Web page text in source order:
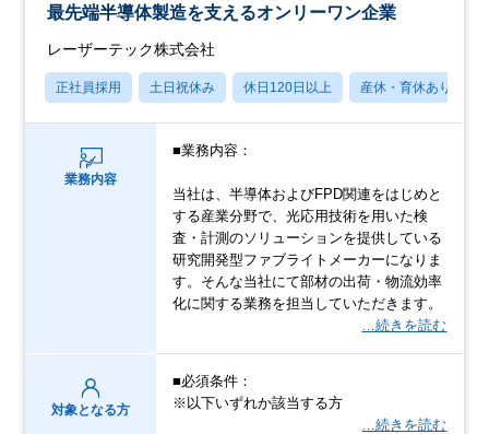
最先端半導体製造を支えるオンリーワン企業
レーザーテック株式会社
正社員採用 土日祝休み 休日120日以上 産休・育休あり
業務内容
■業務内容：
当社は、半導体およびFPD関連をはじめと
する産業分野で、光応用技術を用いた検
査・計測のソリューションを提供している
研究開発型ファブライトメーカーになりま
す。そんな当社にて部材の出荷・物流効率
化に関する業務を担当していただきます。
…続きを読む
対象となる方
■必須条件：
※以下いずれか該当する方
…続きを読む